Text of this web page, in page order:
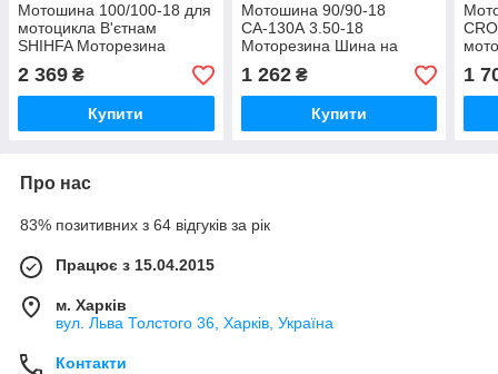
Мотошина 100/100-18 для
мотоцикла В'єтнам
SHIHFA Моторезина
2 369 ₴
Купити
Мотошина 90/90-18
СА-130А 3.50-18
Моторезина Шина на
мотоцикл
1 262₴
Купити
1
Про нас
83% позитивних з 64 відгуків за рік
Працює з 15.04.2015
м. Харків
вул. Льва Толстого 36, Харків, Україна
Контакти